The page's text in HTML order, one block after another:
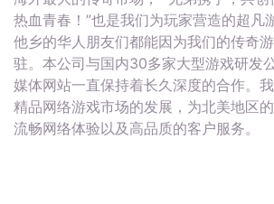
热血青春！”也是我们为玩家营造的超凡
他乡的华人朋友们都能因为我们的传奇
驻。本公司与国内30多家大型游戏研发
媒体网站一直保持着长久深度的合作。
精品网络游戏市场的发展，为北美地区
流畅网络体验以及高品质的客户服务。